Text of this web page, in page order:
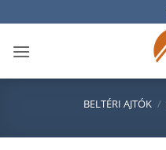
to
content
BELTÉRI AJTÓK /